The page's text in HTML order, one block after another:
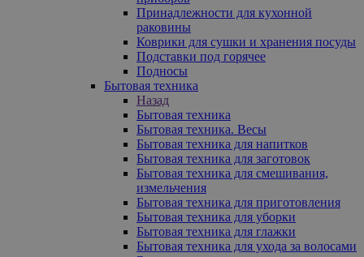
Принадлежности для кухонной
раковины
Коврики для сушки и хранения посуды
Подставки под горячее
Подносы
Бытовая техника
Назад
Бытовая техника
Бытовая техника. Весы
Бытовая техника для напитков
Бытовая техника для заготовок
Бытовая техника для смешивания,
измельчения
Бытовая техника для приготовления
Бытовая техника для уборки
Бытовая техника для глажки
Бытовая техника для ухода за волосами